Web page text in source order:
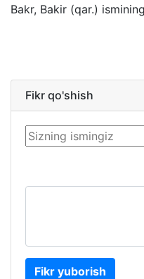
Bakr, Bakir (qar.)
Fikr qo'shish
Fikr yuborish